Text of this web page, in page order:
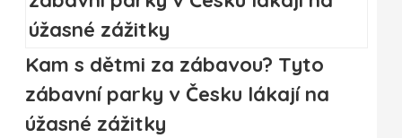
Kam s dětmi za zábavou? Tyto
zábavní parky v Česku lákají na
úžasné zážitky